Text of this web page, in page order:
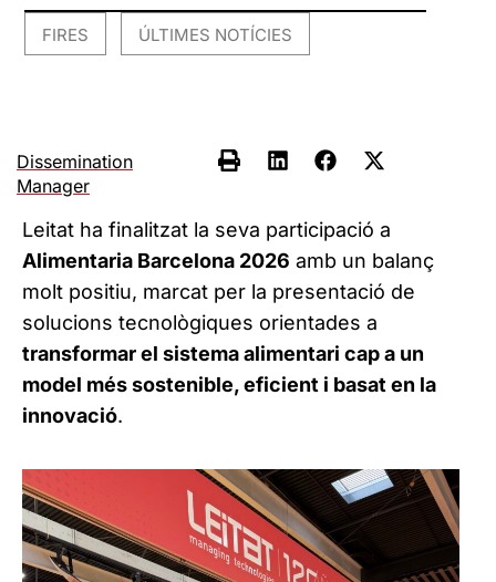
FIRES ÚLTIMES NOTÍCIES
Dissemination
Manager
Leitat ha finalitzat la seva participació a
Alimentaria Barcelona 2026 amb un balanç
molt positiu, marcat per la presentació de
solucions tecnològiques orientades a
transformar el sistema alimentari cap a un
model més sostenible, eficient i basat en la
innovació.